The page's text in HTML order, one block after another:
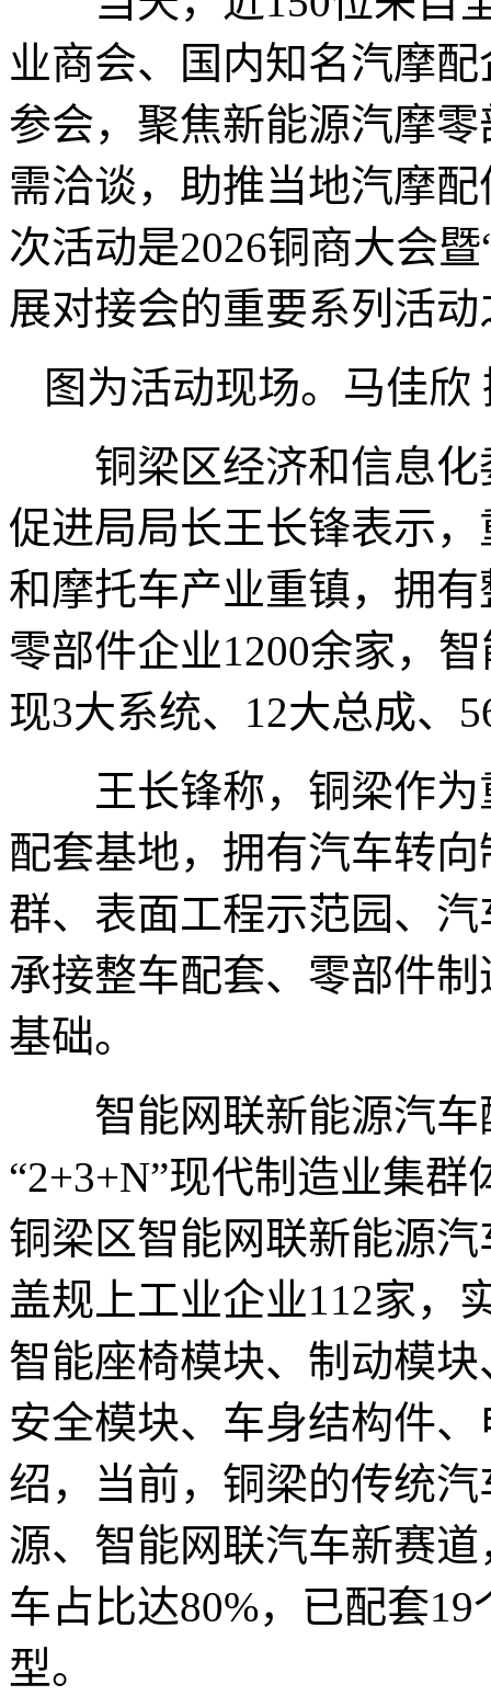
业商会、国内知名汽摩
参会，聚焦新能源汽摩
需洽谈，助推当地汽摩
次活动是2026铜商大会
展对接会的重要系列活
图为活动现场。马佳欣
铜梁区经济和信息化
促进局局长王长锋表示
和摩托车产业重镇，拥
零部件企业1200余家，
现3大系统、12大总成、
王长锋称，铜梁作为
配套基地，拥有汽车转
群、表面工程示范园、
承接整车配套、零部件
基础。
智能网联新能源汽车
“2+3+N”现代制造业集
铜梁区智能网联新能源
盖规上工业企业112家，
智能座椅模块、制动模
安全模块、车身结构件
绍，当前，铜梁的传统
源、智能网联汽车新赛
车占比达80%，已配套
型。